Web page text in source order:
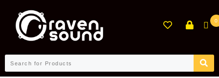
contenido
0